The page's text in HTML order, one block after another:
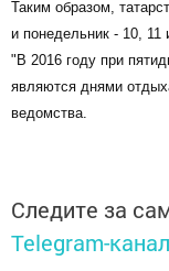
Таким образом,
и понедельник - 10, 11
"В 2016 году при
являются днями
ведомства.
Следите за
Telegram-